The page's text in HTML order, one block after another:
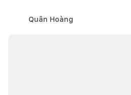
Quân Hoàng